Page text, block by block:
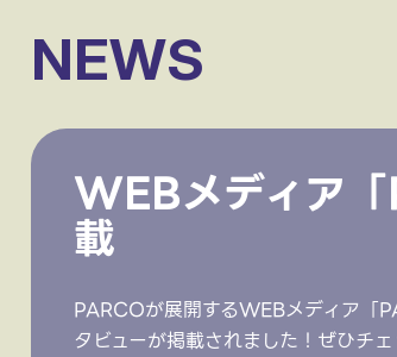
NEWS
WEBメディア
載
PARCOが展開するWEBメディア「
タビューが掲載されました！ぜひチェ